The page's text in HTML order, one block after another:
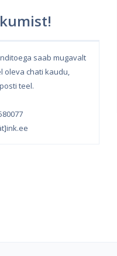
saab mugavalt
oleva chati kaudu,
teel.